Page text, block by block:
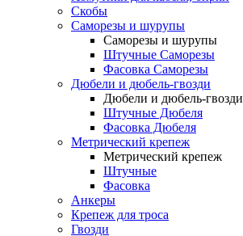
Скобы
Саморезы и шурупы
Саморезы и шурупы
Штучные Саморезы
Фасовка Саморезы
Дюбели и дюбель-гвозди
Дюбели и дюбель-гвозди
Штучные Дюбеля
Фасовка Дюбеля
Метрический крепеж
Метрический крепеж
Штучные
Фасовка
Анкеры
Крепеж для троса
Гвозди